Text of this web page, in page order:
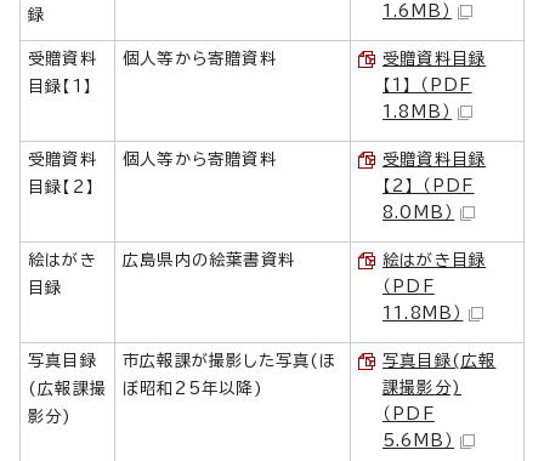
録
1.6MB）
受贈資料
目録【1】
個人等から寄贈資料
受贈資料目録
【1】 （PDF
1.8MB）
受贈資料
目録【2】
個人等から寄贈資料
受贈資料目録
【2】 （PDF
8.0MB）
絵はがき
目録
広島県内の絵葉書資料
絵はがき目録
（PDF
11.8MB）
写真目録
(広報課撮
影分)
市広報課が撮影した写真(ほ
ぼ昭和25年以降)
写真目録(広報
課撮影分)
（PDF
5.6MB）